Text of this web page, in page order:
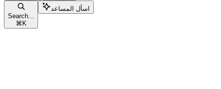
Search...
⌘ K
اسأل المساعد